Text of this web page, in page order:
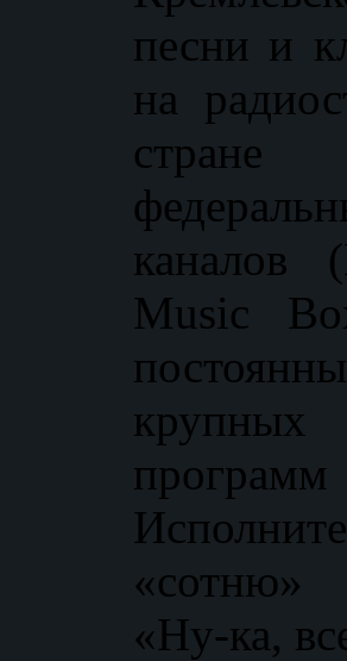
песни и
на
каналов
Music
программ
«сотню»
«Ну-ка,